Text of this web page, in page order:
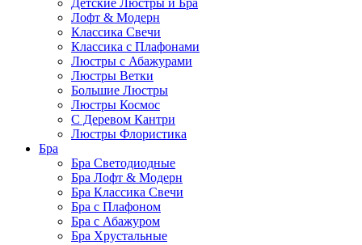
Детские Люстры и Бра
Лофт & Модерн
Классика Свечи
Классика с Плафонами
Люстры с Абажурами
Люстры Ветки
Большие Люстры
Люстры Космос
С Деревом Кантри
Люстры Флористика
Бра
Бра Светодиодные
Бра Лофт & Модерн
Бра Классика Свечи
Бра с Плафоном
Бра с Абажуром
Бра Хрустальные